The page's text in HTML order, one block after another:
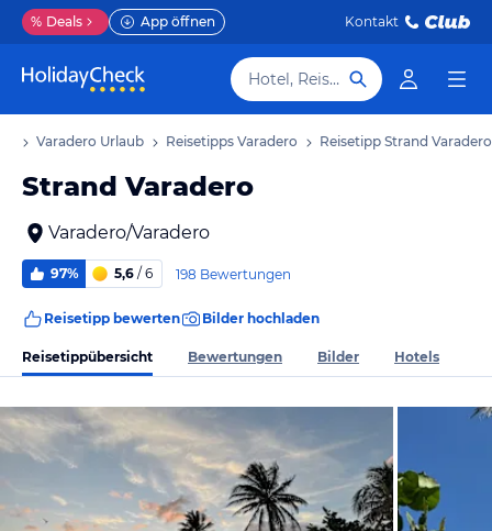
% Deals App öffnen Kontakt
Hotel, Reiseziel
Varadero Urlaub Reisetipps Varadero Reisetipp Strand Varadero
Strand Varadero
Varadero/Varadero
97% 5,6 / 6 198 Bewertungen
Reisetipp bewerten Bilder hochladen
Reisetippübersicht Bewertungen Bilder Hotels